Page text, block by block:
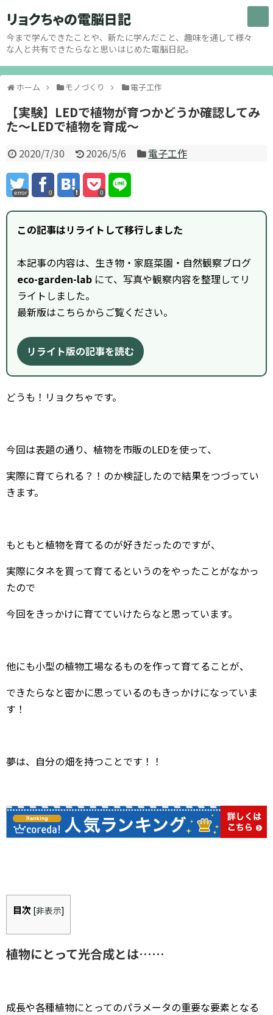
リョクちゃの電脳日記
今まで学んできたことや、新たに学んだこと、趣味を通して様々
な人と共有できたらなと思いはじめた電脳日記。
ホーム モノづくり 電子工作
【実験】LEDで植物が育つかどうか確認してみ
た～LEDで植物を育成～
2020/7/30 2026/5/6 電子工作
error 0 0
この記事はリライトして移行しました
本記事の内容は、生き物・家庭菜園・自然観察ブログ
eco-garden-lab にて、写真や観察内容を整理してリ
ライトしました。
最新版はこちらからご覧ください。
リライト版の記事を読む
どうも！リョクちゃです。
今回は表題の通り、植物を市販のLEDを使って、
実際に育てられる？！のか検証したので結果をつづってい
きます。
もともと植物を育てるのが好きだったのですが、
実際にタネを買って育てるというのをやったことがなかっ
たので
今回をきっかけに育てていけたらなと思っています。
他にも小型の植物工場なるものを作って育てることが、
できたらなと密かに思っているのもきっかけになっていま
す！
夢は、自分の畑を持つことです！！
目次 [非表示]
植物にとって光合成とは……
成長や各種植物にとってのパラメータの重要な要素となる